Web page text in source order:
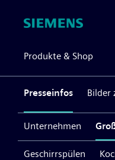
Produkte & Shop
Presseinfos
Unternehmen
Geschirrspülen
Bilder